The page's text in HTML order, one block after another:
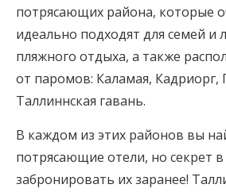
потрясающих района, которые
идеально подходят для семей и
пляжного отдыха, а также
от паромов: Каламая, Кадриорг,
Таллиннская гавань.
В каждом из этих районов вы
потрясающие отели, но секрет
забронировать их заранее!